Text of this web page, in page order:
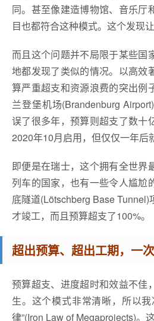
同。甚至像建造博物馆、音乐厅
目也都符合这种模式。这个发现
而且这个问题并不局限于某些国
地都发现了类似的情况。以高效
算严重超支和资源浪费的突出例
兰登堡机场(Brandenburg
误了很多年，预算则超支了数十
2020年10月启用，但仅仅一年后
即便是在瑞士，这个拥有全世界
列车的国家，也有一些令人尴尬
底隧道(Lötschberg Base
才竣工，而且预算超支了100%。
超出预算、超出工期，一
预算超支、进度超时和效益不佳
生。这个模式非常清晰，所以
律”(Iron Law of Megaprojects)。